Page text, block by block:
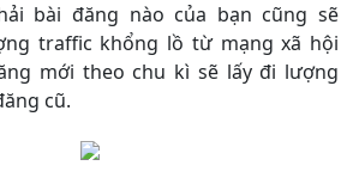
bài đăng nào của bạn cũng sẽ
traffic khổng lồ từ mạng xã hội
mới theo chu kì sẽ lấy đi lượng
cũ.